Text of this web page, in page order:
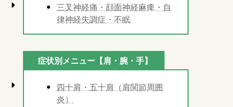
三叉神経痛・顔面神経麻痺・自
律神経失調症・不眠
症状別メニュー【肩・腕・手】
四十肩・五十肩（肩関節周囲
炎）